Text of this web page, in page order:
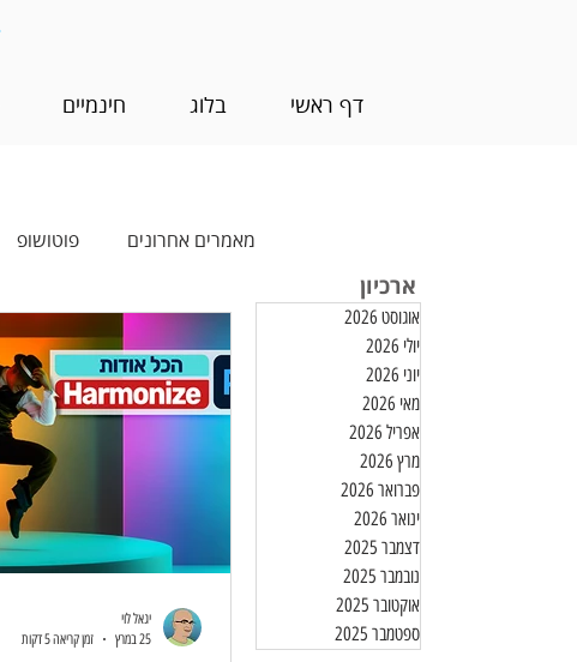
דף ראשי בלוג חינמיים
מאמרים אחרונים פוטושופ
עריכת וידאו חינמיים
יגאל לוי
25 במרץ
זמן קריאה 5 דקות
ארכיון
אוגוסט 2026
יולי 2026
יוני 2026
מאי 2026
אפריל 2026
מרץ 2026
פברואר 2026
ינואר 2026
דצמבר 2025
נובמבר 2025
אוקטובר 2025
ספטמבר 2025